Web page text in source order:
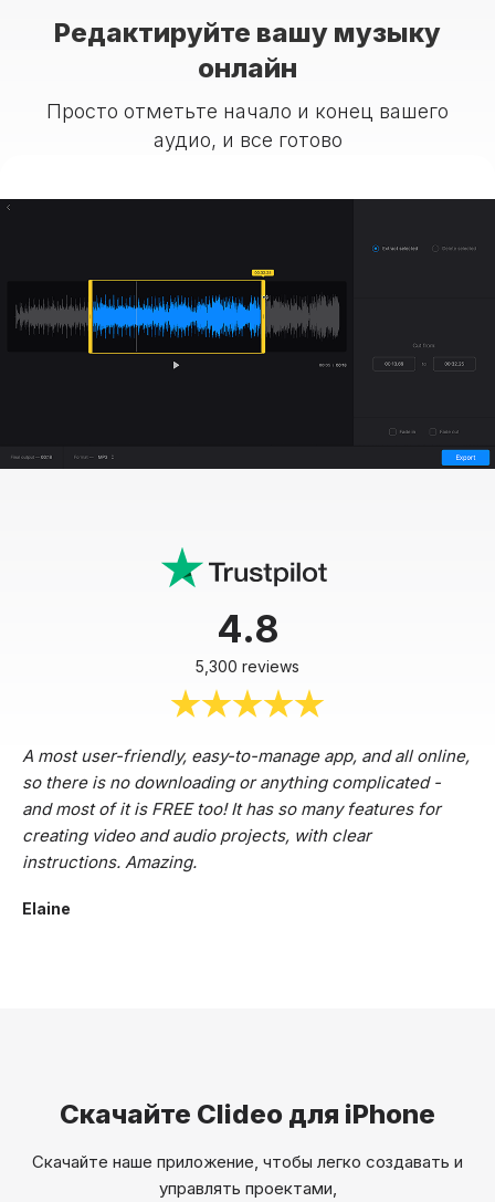
Редактируйте вашу музыку
онлайн
Просто отметьте начало и конец вашего
аудио, и все готово
4.8
5,300 reviews
A most user-friendly, easy-to-manage app, and all online,
so there is no downloading or anything complicated -
and most of it is FREE too! It has so many features for
creating video and audio projects, with clear
instructions. Amazing.
Elaine
Скачайте Clideo для iPhone
Скачайте наше приложение, чтобы легко создавать и
управлять проектами,